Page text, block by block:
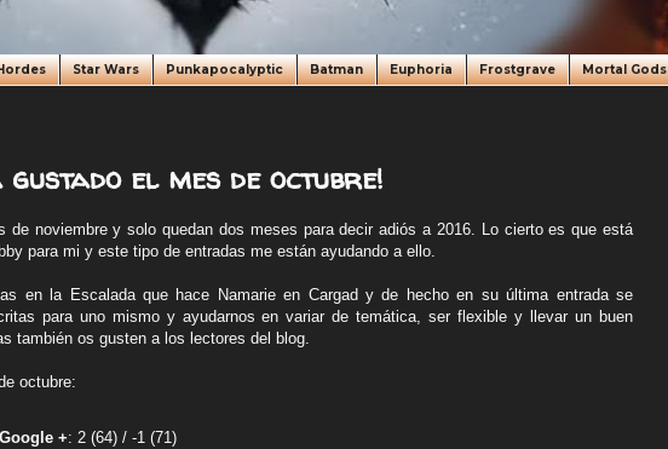
Star Wars Punkapocalyptic Batman Euphoria Frostgrave Mortal Gods
el mes de octubre!
de noviembre y solo quedan dos meses para decir adiós a 2016. Lo cierto es que está
para mi y este tipo de entradas me están ayudando a ello.
en la Escalada que hace Namarie en Cargad y de hecho en su última entrada se
para uno mismo y ayudarnos en variar de temática, ser flexible y llevar un buen
también os gusten a los lectores del blog.
octubre:
+: 2 (64) / -1 (71)